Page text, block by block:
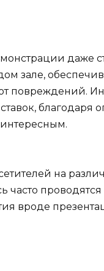
даже
зале,
повреждений.
благодаря
на
часто
вроде